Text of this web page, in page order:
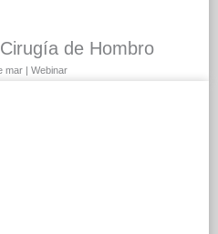
de Hombro
mar | Webinar